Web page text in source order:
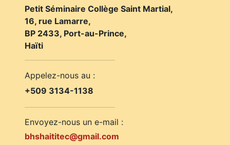
Petit Séminaire Collège Saint Martial,
16, rue Lamarre,
BP 2433, Port-au-Prince,
Haïti
Appelez-nous au :
+509 3134-1138
Envoyez-nous un e-mail :
bhshaititec@gmail.com